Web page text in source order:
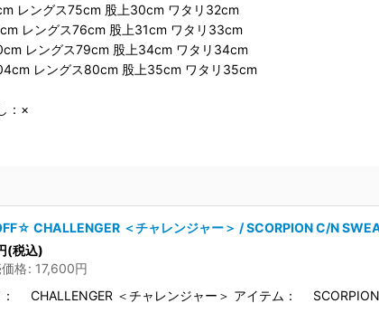
レングス75cm 股上30cm ワタリ32cm
レングス76cm 股上31cm ワタリ33cm
レングス79cm 股上34cm ワタリ34cm
レングス80cm 股上35cm ワタリ35cm
：×
CHALLENGER ＜チャレンジャー＞ / SCORPION C/N
(税込)
格: 17,600円
： CHALLENGER ＜チャレンジャー＞ アイテム：